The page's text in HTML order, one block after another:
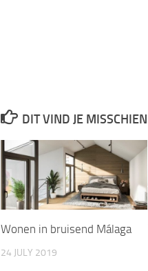
DIT VIND JE
Wonen in bruisend Málaga
24 JULY 2019